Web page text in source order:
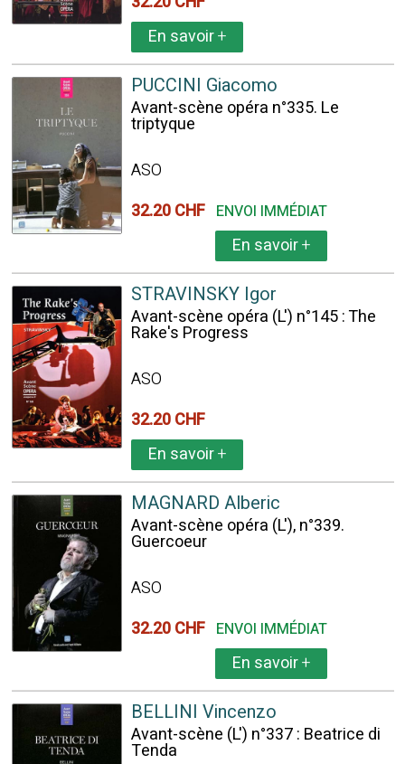
En savoir+
PUCCINI Giacomo
Avant-scène opéra n°335. Le
triptyque
ASO
32.20 CHF ENVOI IMMÉDIAT
En savoir+
STRAVINSKY Igor
Avant-scène opéra (L') n°145 : The
Rake's Progress
ASO
32.20 CHF
En savoir+
MAGNARD Alberic
Avant-scène opéra (L'), n°339.
Guercoeur
ASO
32.20 CHF ENVOI IMMÉDIAT
En savoir+
BELLINI Vincenzo
Avant-scène (L') n°337 : Beatrice di
Tenda